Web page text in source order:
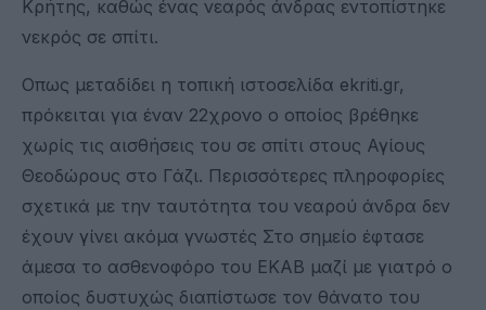
Κρήτης, καθώς ένας νεαρός άνδρας εντοπίστηκε
νεκρός σε σπίτι.
Οπως μεταδίδει η τοπική ιστοσελίδα ekriti.gr,
πρόκειται για έναν 22χρονο ο οποίος βρέθηκε
χωρίς τις αισθήσεις του σε σπίτι στους Αγίους
Θεοδώρους στο Γάζι. Περισσότερες πληροφορίες
σχετικά με την ταυτότητα του νεαρού άνδρα δεν
έχουν γίνει ακόμα γνωστές Στο σημείο έφτασε
άμεσα το ασθενοφόρο του ΕΚΑΒ μαζί με γιατρό ο
οποίος δυστυχώς διαπίστωσε τον θάνατο του